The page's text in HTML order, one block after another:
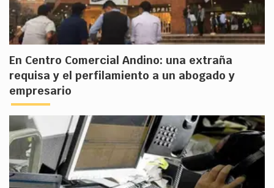
En Centro Comercial Andino: una extraña
requisa y el perfilamiento a un abogado y
empresario